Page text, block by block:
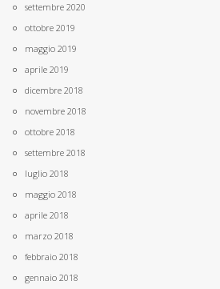
settembre 2020
ottobre 2019
maggio 2019
aprile 2019
dicembre 2018
novembre 2018
ottobre 2018
settembre 2018
luglio 2018
maggio 2018
aprile 2018
marzo 2018
febbraio 2018
gennaio 2018